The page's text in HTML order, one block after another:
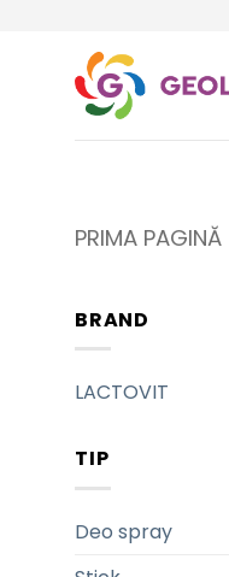
conținut
PRIMA PAGINĂ
BRAND
LACTOVIT
TIP
Deo spray